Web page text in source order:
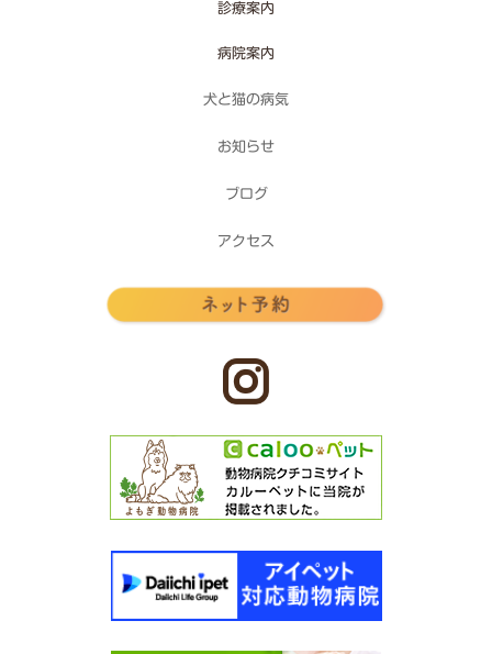
診療案内
病院案内
犬と猫の病気
お知らせ
ブログ
アクセス